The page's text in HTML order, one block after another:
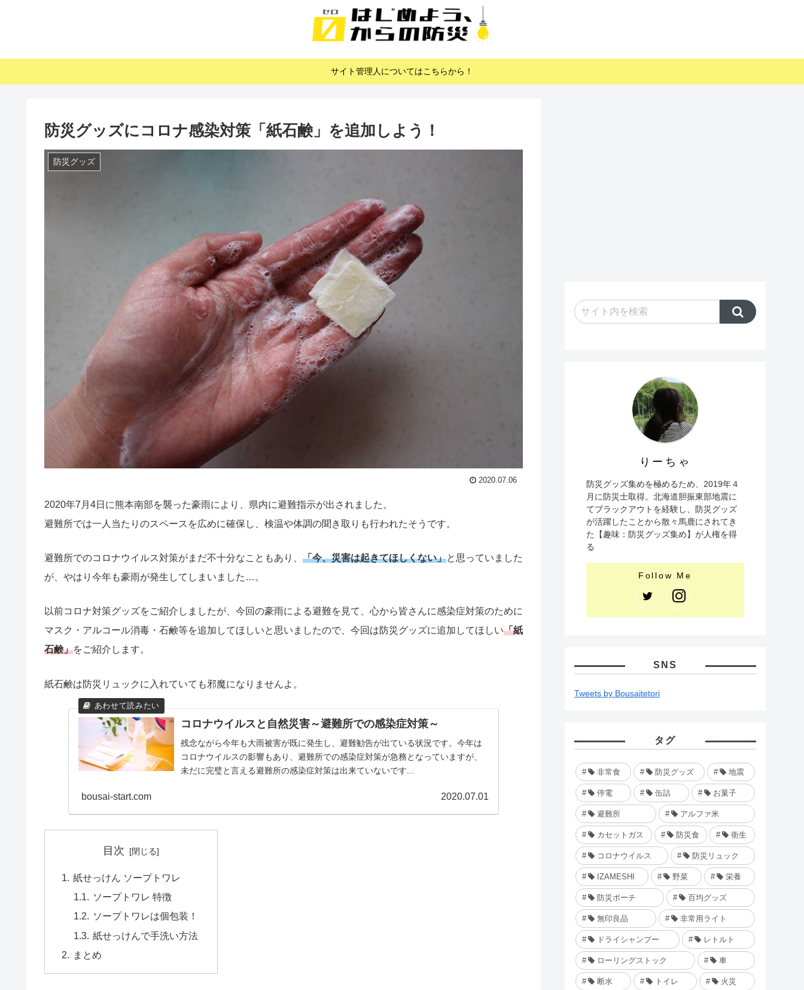
サイト管理人についてはこちらから！
防災グッズにコロナ感染対策「紙石鹸」を追加しよう！
防災グッズ
2020.07.06
2020年7月4日に熊本南部を襲った豪雨により、県内に避難指示が出されました。
避難所では一人当たりのスペースを広めに確保し、検温や体調の聞き取りも行われたそうです。
避難所でのコロナウイルス対策がまだ不十分なこともあり、 「今、災害は起きてほしくない」と思っていました
が、やはり今年も豪雨が発生してしまいました…。
以前コロナ対策グッズをご紹介しましたが、今回の豪雨による避難を見て、心から皆さんに感染症対策のために
マスク・アルコール消毒・石鹸等を追加してほしいと思いましたので、今回は防災グッズに追加してほしい「紙
石鹸」をご紹介します。
紙石鹸は防災リュックに入れていても邪魔になりませんよ。
コロナウイルスと自然災害～避難所での感染症対策～
残念ながら今年も大雨被害が既に発生し、避難勧告が出ている状況です。今年は
コロナウイルスの影響もあり、避難所での感染症対策が急務となっていますが、
未だに完璧と言える避難所の感染症対策は出来ていないです...
bousai-start.com 2020.07.01
目次
紙せっけん ソープトワレ
ソープトワレ 特徴
ソープトワレは個包装！
紙せっけんで手洗い方法
まとめ
りーちゃ
防災グッズ集めを極めるため、2019年４
月に防災士取得。北海道胆振東部地震に
てブラックアウトを経験し、防災グッズ
が活躍したことから散々馬鹿にされてき
た【趣味：防災グッズ集め】が人権を得
る
SNS
Tweets by Bousaitetori
タグ
非常食 防災グッズ 地震
停電 缶詰 お菓子
避難所 アルファ米
カセットガス 防災食 衛生
コロナウイルス 防災リュック
IZAMESHI 野菜 栄養
防災ポーチ 百均グッズ
無印良品 非常用ライト
ドライシャンプー レトルト
ローリングストック 車
断水 トイレ 火災